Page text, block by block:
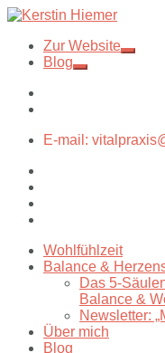
Zur Website
Blog
E-mail:
Wohlfühlzeit
Balance &
Das 5-
Balance &
Newsletter:
Über mich
Blog